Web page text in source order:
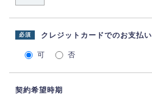
クレジットカードでのお支払い
必須
可 否
契約希望時期